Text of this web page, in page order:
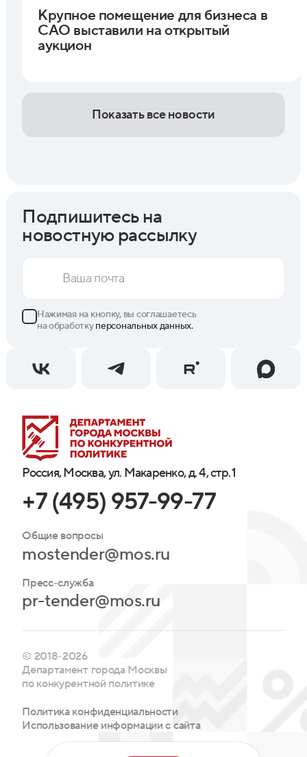
Крупное помещение для бизнеса в
САО выставили на открытый
аукцион
Показать все новости
Россия, Москва, ул. Макаренко, д. 4, стр. 1
+7 (495) 957-99-77
Общие вопросы
mostender@mos.ru
Пресс-служба
pr-tender@mos.ru
Подпишитесь на
новостную рассылку
Нажимая на кнопку, вы соглашаетесь
на обработкуперсональных данных.
© 2018-2026
Департамент города Москвы
по конкурентной политике
Политика конфиденциальности
Использование информации с сайта